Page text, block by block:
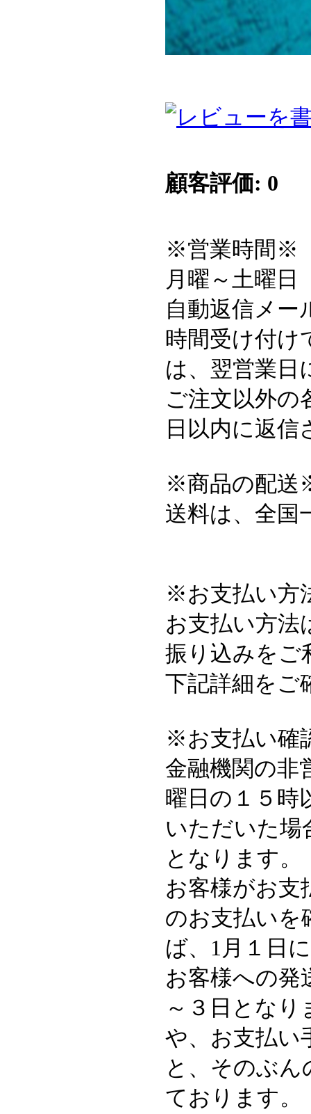
顧客評価: 0
※営業時間※
月曜～土曜
自動返信メー
時間受け付け
は、翌営業日
ご注文以外の
日以内に返
※商品の配
送料は、全国
※お支払い方
お支払い方法
振り込みをご
下記詳細をご
※お支払い確
金融機関の非
曜日の１５時
いただいた場
となります。
お客様がお支
のお支払いを
ば、1月１日
お客様への発
～３日とな
や、お支払い
と、そのぶん
ております。